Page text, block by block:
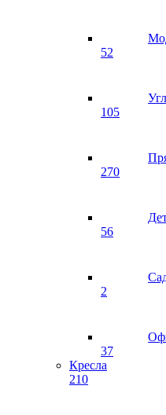
52
105
270
56
2
37
Кресла
210